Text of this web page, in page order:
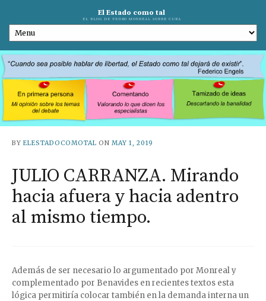
El Estado como tal
EL BLOG DE PEDRO MONREAL SOBRE CUBA
BY ELESTADOCOMOTAL ON MAY 1, 2019
JULIO CARRANZA. Mirando
hacia afuera y hacia adentro
al mismo tiempo.
Además de ser necesario lo argumentado por Monreal y
complementado por Benavides en recientes textos esta
lógica permitiría colocar también en la demanda interna un